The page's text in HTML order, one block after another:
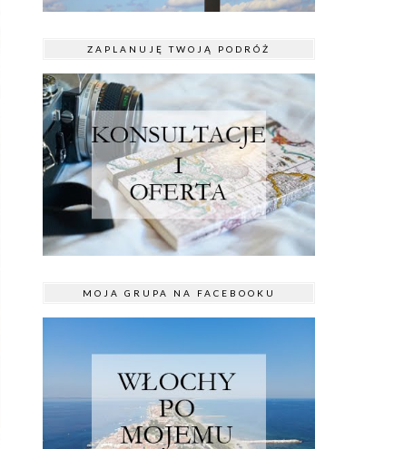
ZAPLANUJĘ TWOJĄ PODRÓŻ
MOJA GRUPA NA FACEBOOKU